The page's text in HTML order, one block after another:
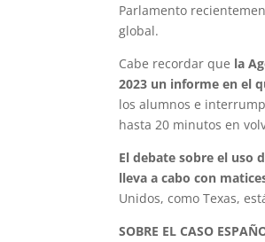
Parlamento
global.
Cabe recordar que la
2023 un informe en el
los alumnos e
hasta 20 minutos en
El debate sobre el uso
lleva a cabo con
Unidos, como Texas,
SOBRE EL CASO